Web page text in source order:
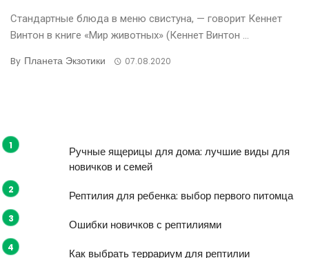
Стандартные блюда в меню свистуна, — говорит Кеннет
Винтон в книге «Мир животных» (Кеннет Винтон ...
By Планета Экзотики 07.08.2020
Ручные ящерицы для дома: лучшие виды для
новичков и семей
Рептилия для ребенка: выбор первого питомца
Ошибки новичков с рептилиями
Как выбрать террариум для рептилии